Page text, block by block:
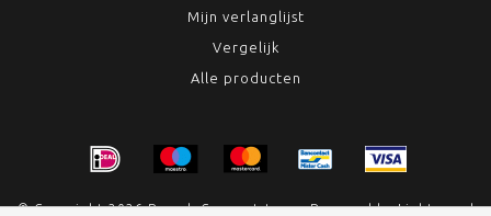
Mijn verlanglijst
Vergelijk
Alle producten
© Copyright 2026 Rumah Conceptstore - Powered byLightspeed